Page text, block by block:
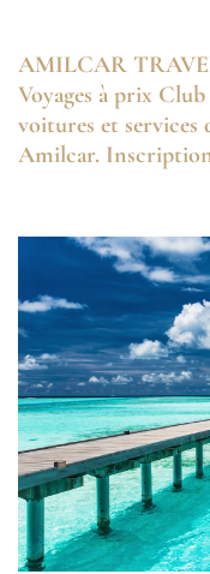
AMILCAR
Voyages à prix
voitures et services
Amilcar.